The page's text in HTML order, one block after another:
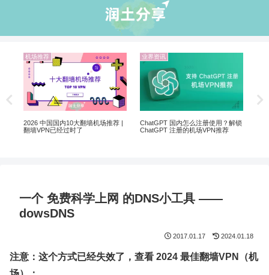
机场推荐
2026 中国国内10大翻墙机场推荐 |
翻墙VPN已经过时了
业界资讯
ChatGPT 国内怎么注册使用？解锁
ChatGPT 注册的机场VPN推荐
一个 免费科学上网 的DNS小工具 ——
dowsDNS
2017.01.17 2024.01.18
注意：这个方式已经失效了，查看 2024 最佳翻墙VPN（机